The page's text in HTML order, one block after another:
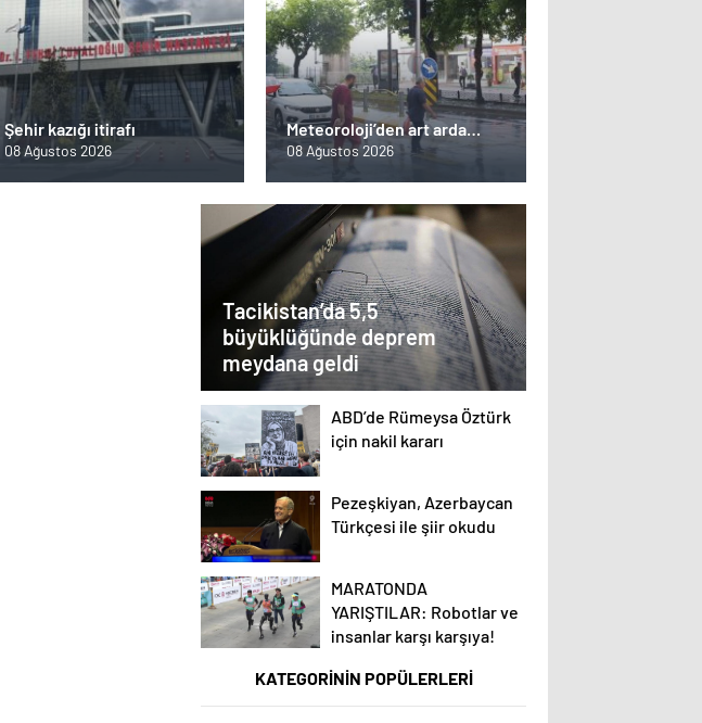
Şehir kazığı itirafı
08 Ağustos 2026
Meteoroloji’den art arda
uyarı: Kuvvetli yağış, rüzgar,
08 Ağustos 2026
Tacikistan’da 5,5
büyüklüğünde deprem
meydana geldi
ABD’de Rümeysa Öztürk
için nakil kararı
Pezeşkiyan, Azerbaycan
Türkçesi ile şiir okudu
MARATONDA
YARIŞTILAR: Robotlar ve
insanlar karşı karşıya!
KATEGORİNİN POPÜLERLERİ